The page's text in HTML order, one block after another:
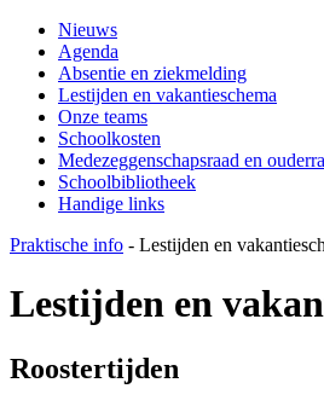
Nieuws
Agenda
Absentie en ziekmelding
Lestijden en vakantieschema
Onze teams
Schoolkosten
Medezeggenschapsraad en
Schoolbibliotheek
Handige links
Praktische info - Lestijden en
Lestijden en
Roostertijden